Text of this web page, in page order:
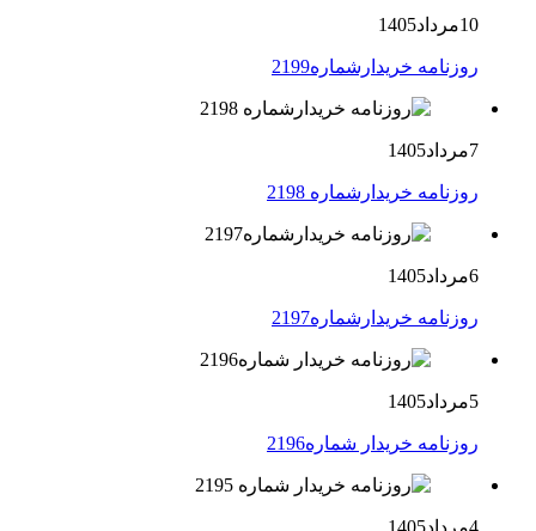
10مرداد1405
روزنامه خریدارشماره2199
7مرداد1405
روزنامه خریدارشماره 2198
6مرداد1405
روزنامه خریدارشماره2197
5مرداد1405
روزنامه خریدار شماره2196